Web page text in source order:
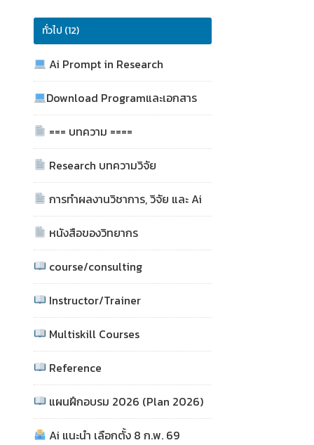
ทั่วไป (12)
Ai Prompt in Research
Download Programและเอกสาร
=== บทความ ====
Research บทความวิจัย
การทำผลงานวิชาการ, วิจัย และ Ai
หนังสือของวิทยากร
course/consulting
Instructor/Trainer
Multiskill Courses
Reference
แผนฝึกอบรม 2026 (Plan 2026)
Ai แนะนำ เลือกตั้ง 8 ก.พ. 69